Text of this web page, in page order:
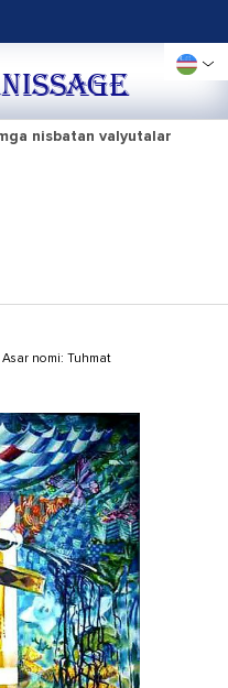
nisbatan valyutalar
nomi: Tuhmat